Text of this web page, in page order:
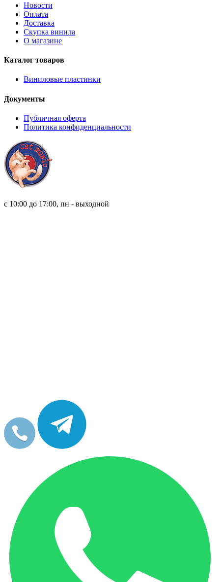
Новости
Оплата
Доставка
Скупка винила
О магазине
Каталог товаров
Виниловые пластинки
Документы
Публичная оферта
Политика конфиденциальности
с 10:00 до 17:00, пн - выходной